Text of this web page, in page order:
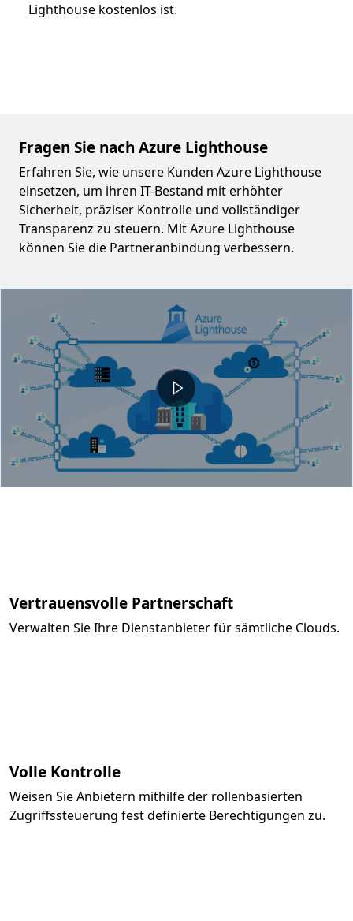
Lighthouse kostenlos ist.
Fragen Sie nach Azure Lighthouse
Erfahren Sie, wie unsere Kunden Azure Lighthouse
einsetzen, um ihren IT-Bestand mit erhöhter
Sicherheit, präziser Kontrolle und vollständiger
Transparenz zu steuern. Mit Azure Lighthouse
können Sie die Partneranbindung verbessern.
Vertrauensvolle Partnerschaft
Verwalten Sie Ihre Dienstanbieter für sämtliche Clouds.
Volle Kontrolle
Weisen Sie Anbietern mithilfe der rollenbasierten
Zugriffssteuerung fest definierte Berechtigungen zu.